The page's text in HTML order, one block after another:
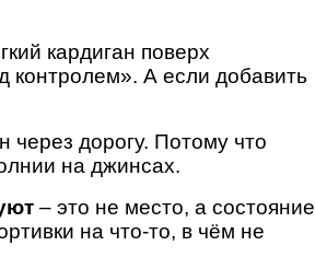
кардиган поверх
контролем». А если добавить
через дорогу. Потому что
на джинсах.
– это не место, а состояние
на что-то, в чём не